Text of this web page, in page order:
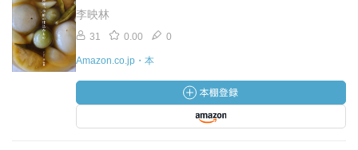
李映林
31 0.00 0
Amazon.co.jp・本